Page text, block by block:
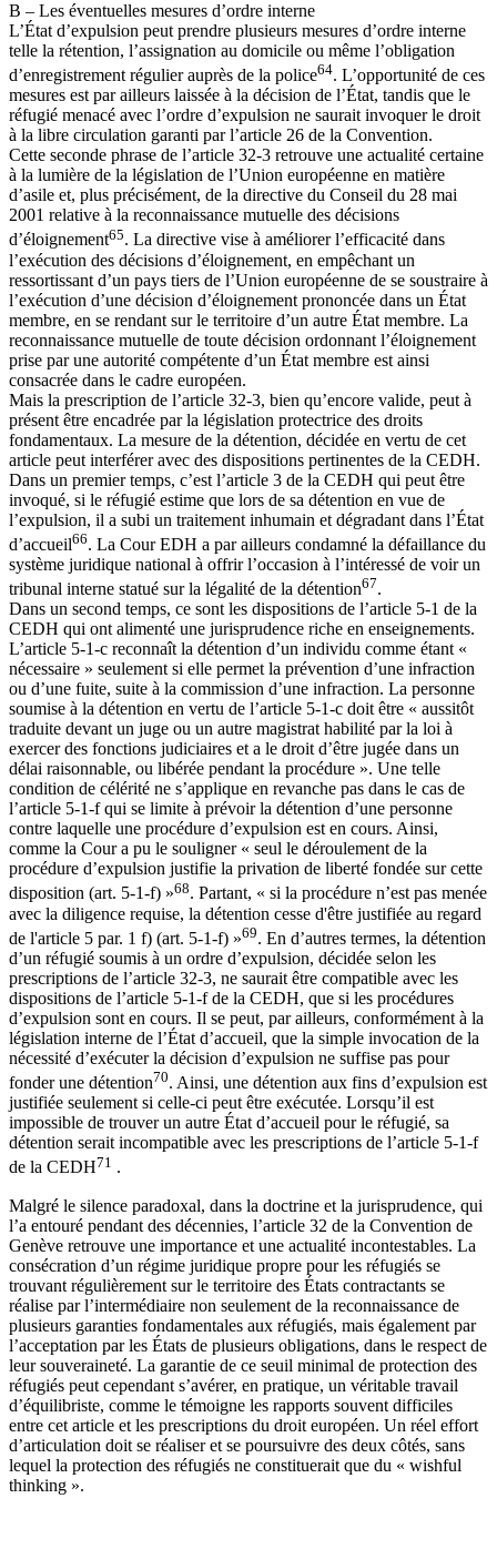
B – Les éventuelles mesures d’ordre interne
L’État d’expulsion peut prendre plusieurs mesures d’ordre interne
telle la rétention, l’assignation au domicile ou même l’obligation
d’enregistrement régulier auprès de la police64. L’opportunité de ces
mesures est par ailleurs laissée à la décision de l’État, tandis que le
réfugié menacé avec l’ordre d’expulsion ne saurait invoquer le droit
à la libre circulation garanti par l’article 26 de la Convention.
Cette seconde phrase de l’article 32-3 retrouve une actualité certaine
à la lumière de la législation de l’Union européenne en matière
d’asile et, plus précisément, de la directive du Conseil du 28 mai
2001 relative à la reconnaissance mutuelle des décisions
d’éloignement65. La directive vise à améliorer l’efficacité dans
l’exécution des décisions d’éloignement, en empêchant un
ressortissant d’un pays tiers de l’Union européenne de se soustraire à
l’exécution d’une décision d’éloignement prononcée dans un État
membre, en se rendant sur le territoire d’un autre État membre. La
reconnaissance mutuelle de toute décision ordonnant l’éloignement
prise par une autorité compétente d’un État membre est ainsi
consacrée dans le cadre européen.
Mais la prescription de l’article 32-3, bien qu’encore valide, peut à
présent être encadrée par la législation protectrice des droits
fondamentaux. La mesure de la détention, décidée en vertu de cet
article peut interférer avec des dispositions pertinentes de la CEDH.
Dans un premier temps, c’est l’article 3 de la CEDH qui peut être
invoqué, si le réfugié estime que lors de sa détention en vue de
l’expulsion, il a subi un traitement inhumain et dégradant dans l’État
d’accueil66. La Cour EDH a par ailleurs condamné la défaillance du
système juridique national à offrir l’occasion à l’intéressé de voir un
tribunal interne statué sur la légalité de la détention67.
Dans un second temps, ce sont les dispositions de l’article 5-1 de la
CEDH qui ont alimenté une jurisprudence riche en enseignements.
L’article 5-1-c reconnaît la détention d’un individu comme étant «
nécessaire » seulement si elle permet la prévention d’une infraction
ou d’une fuite, suite à la commission d’une infraction. La personne
soumise à la détention en vertu de l’article 5-1-c doit être « aussitôt
traduite devant un juge ou un autre magistrat habilité par la loi à
exercer des fonctions judiciaires et a le droit d’être jugée dans un
délai raisonnable, ou libérée pendant la procédure ». Une telle
condition de célérité ne s’applique en revanche pas dans le cas de
l’article 5-1-f qui se limite à prévoir la détention d’une personne
contre laquelle une procédure d’expulsion est en cours. Ainsi,
comme la Cour a pu le souligner « seul le déroulement de la
procédure d’expulsion justifie la privation de liberté fondée sur cette
disposition (art. 5-1-f) »68. Partant, « si la procédure n’est pas menée
avec la diligence requise, la détention cesse d'être justifiée au regard
de l'article 5 par. 1 f) (art. 5-1-f) »69. En d’autres termes, la détention
d’un réfugié soumis à un ordre d’expulsion, décidée selon les
prescriptions de l’article 32-3, ne saurait être compatible avec les
dispositions de l’article 5-1-f de la CEDH, que si les procédures
d’expulsion sont en cours. Il se peut, par ailleurs, conformément à la
législation interne de l’État d’accueil, que la simple invocation de la
nécessité d’exécuter la décision d’expulsion ne suffise pas pour
fonder une détention70. Ainsi, une détention aux fins d’expulsion est
justifiée seulement si celle-ci peut être exécutée. Lorsqu’il est
impossible de trouver un autre État d’accueil pour le réfugié, sa
détention serait incompatible avec les prescriptions de l’article 5-1-f
de la CEDH71 .
Malgré le silence paradoxal, dans la doctrine et la jurisprudence, qui
l’a entouré pendant des décennies, l’article 32 de la Convention de
Genève retrouve une importance et une actualité incontestables. La
consécration d’un régime juridique propre pour les réfugiés se
trouvant régulièrement sur le territoire des États contractants se
réalise par l’intermédiaire non seulement de la reconnaissance de
plusieurs garanties fondamentales aux réfugiés, mais également par
l’acceptation par les États de plusieurs obligations, dans le respect de
leur souveraineté. La garantie de ce seuil minimal de protection des
réfugiés peut cependant s’avérer, en pratique, un véritable travail
d’équilibriste, comme le témoigne les rapports souvent difficiles
entre cet article et les prescriptions du droit européen. Un réel effort
d’articulation doit se réaliser et se poursuivre des deux côtés, sans
lequel la protection des réfugiés ne constituerait que du « wishful
thinking ».